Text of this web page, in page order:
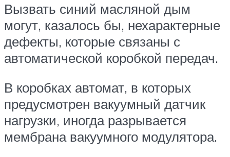
Вызвать синий масляной дым
могут, казалось бы, нехарактерные
дефекты, которые связаны с
автоматической коробкой передач.
В коробках автомат, в которых
предусмотрен вакуумный датчик
нагрузки, иногда разрывается
мембрана вакуумного модулятора.